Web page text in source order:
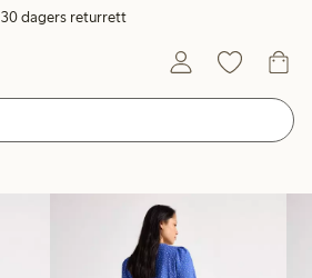
30 dagers returrett